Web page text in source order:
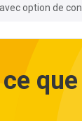
option de